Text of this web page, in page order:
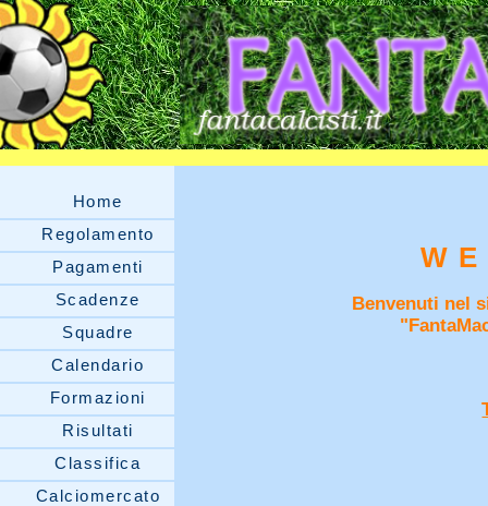
Home
Regolamento
Pagamenti
Scadenze
Squadre
Calendario
Formazioni
Risultati
Classifica
Calciomercato
Benvenuti nel